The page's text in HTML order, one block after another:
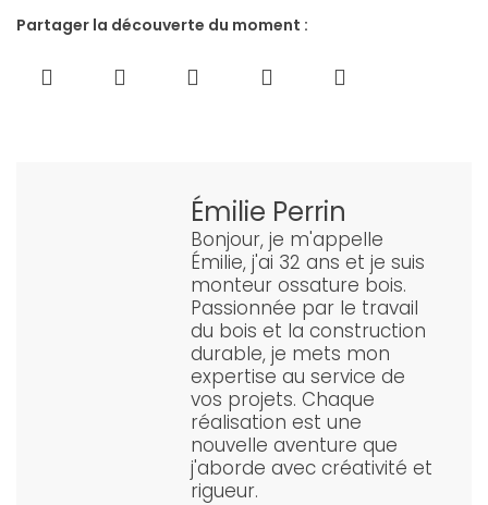
Partager la découverte du moment :
Émilie Perrin
Bonjour, je m'appelle
Émilie, j'ai 32 ans et je suis
monteur ossature bois.
Passionnée par le travail
du bois et la construction
durable, je mets mon
expertise au service de
vos projets. Chaque
réalisation est une
nouvelle aventure que
j'aborde avec créativité et
rigueur.